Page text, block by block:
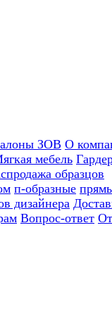
ЗОВ О
мебель
образцов
п-образные
дизайнера
Вопрос-ответ